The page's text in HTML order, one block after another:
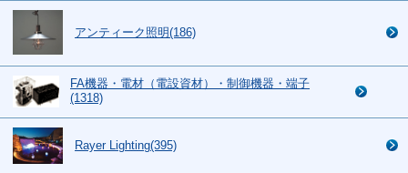
アンティーク照明(186)
FA機器・電材（電設資材）・制御機器・端子
(1318)
Rayer Lighting(395)